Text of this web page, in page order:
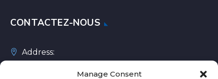
Manage Consent
CONTACTEZ-NOUS
Address: